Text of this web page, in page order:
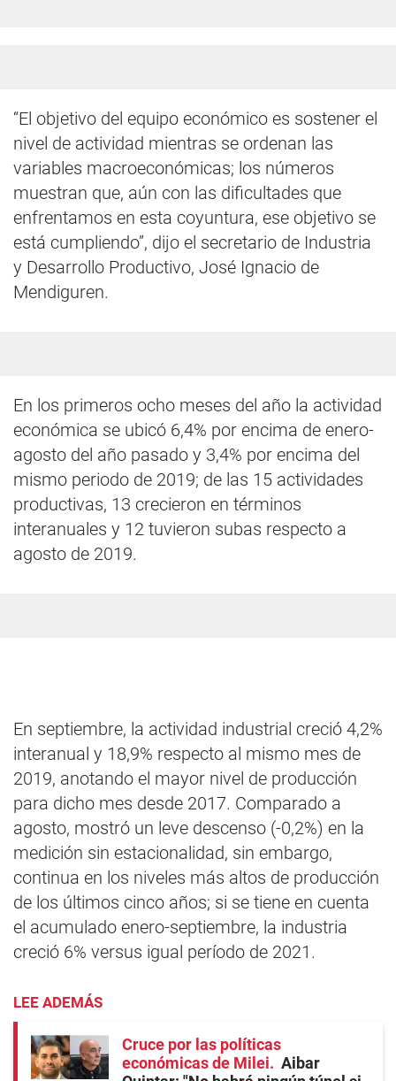
“El objetivo del equipo económico es sostener el
nivel de actividad mientras se ordenan las
variables macroeconómicas; los números
muestran que, aún con las dificultades que
enfrentamos en esta coyuntura, ese objetivo se
está cumpliendo”, dijo el secretario de Industria
y Desarrollo Productivo, José Ignacio de
Mendiguren.
En los primeros ocho meses del año la actividad
económica se ubicó 6,4% por encima de enero-
agosto del año pasado y 3,4% por encima del
mismo periodo de 2019; de las 15 actividades
productivas, 13 crecieron en términos
interanuales y 12 tuvieron subas respecto a
agosto de 2019.
En septiembre, la actividad industrial creció 4,2%
interanual y 18,9% respecto al mismo mes de
2019, anotando el mayor nivel de producción
para dicho mes desde 2017. Comparado a
agosto, mostró un leve descenso (-0,2%) en la
medición sin estacionalidad, sin embargo,
continua en los niveles más altos de producción
de los últimos cinco años; si se tiene en cuenta
el acumulado enero-septiembre, la industria
creció 6% versus igual período de 2021.
LEE ADEMÁS
Cruce por las políticas
económicas de Milei
Aibar